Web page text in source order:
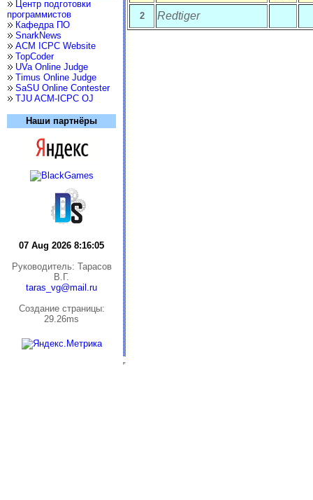
Центр подготовки
программистов
Кафедра ПО
SnarkNews
ACM ICPC Website
TopCoder
UVa Online Judge
Timus Online Judge
SaSU Online Contester
TJU ACM-ICPC OJ
Наши партнёры
07 Aug 2026 8:16:05
Руководитель: Тарасов
В.Г.
taras_vg@mail.ru
Cоздание страницы:
29.26ms
2 Redtiger